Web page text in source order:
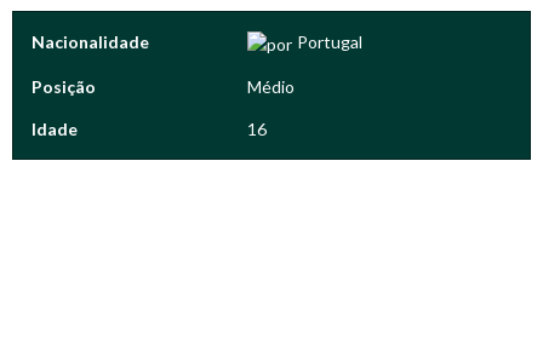
Nacionalidade Portugal
Posição Médio
Idade 16